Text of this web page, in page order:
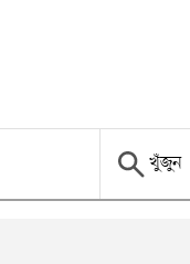
খুঁজুন